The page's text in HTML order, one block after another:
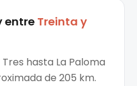
entreTreinta y
hasta La Paloma
de 205 km.